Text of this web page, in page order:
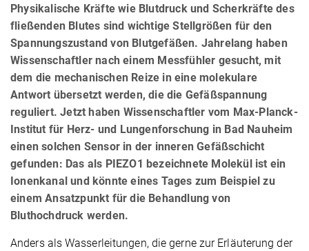
Physikalische Kräfte wie Blutdruck und Scherkräfte des
fließenden Blutes sind wichtige Stellgrößen für den
Spannungszustand von Blutgefäßen. Jahrelang haben
Wissenschaftler nach einem Messfühler gesucht, mit
dem die mechanischen Reize in eine molekulare
Antwort übersetzt werden, die die Gefäßspannung
reguliert. Jetzt haben Wissenschaftler vom Max-Planck-
Institut für Herz- und Lungenforschung in Bad Nauheim
einen solchen Sensor in der inneren Gefäßschicht
gefunden: Das als PIEZO1 bezeichnete Molekül ist ein
Ionenkanal und könnte eines Tages zum Beispiel zu
einem Ansatzpunkt für die Behandlung von
Bluthochdruck werden.
Anders als Wasserleitungen, die gerne zur Erläuterung der